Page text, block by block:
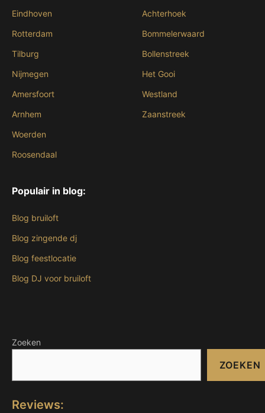
Eindhoven
Rotterdam
Tilburg
Nijmegen
Amersfoort
Arnhem
Woerden
Roosendaal
Achterhoek
Bommelerwaard
Bollenstreek
Het Gooi
Westland
Zaanstreek
Populair in blog:
Blog bruiloft
Blog zingende dj
Blog feestlocatie
Blog DJ voor bruiloft
Zoeken
ZOEKEN
Reviews: